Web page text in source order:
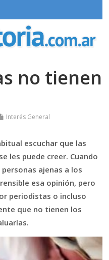
no tienen
Interés General
escuchar que las
les puede creer. Cuando
ajenas a los
esa opinión, pero
periodistas o incluso
que no tienen los